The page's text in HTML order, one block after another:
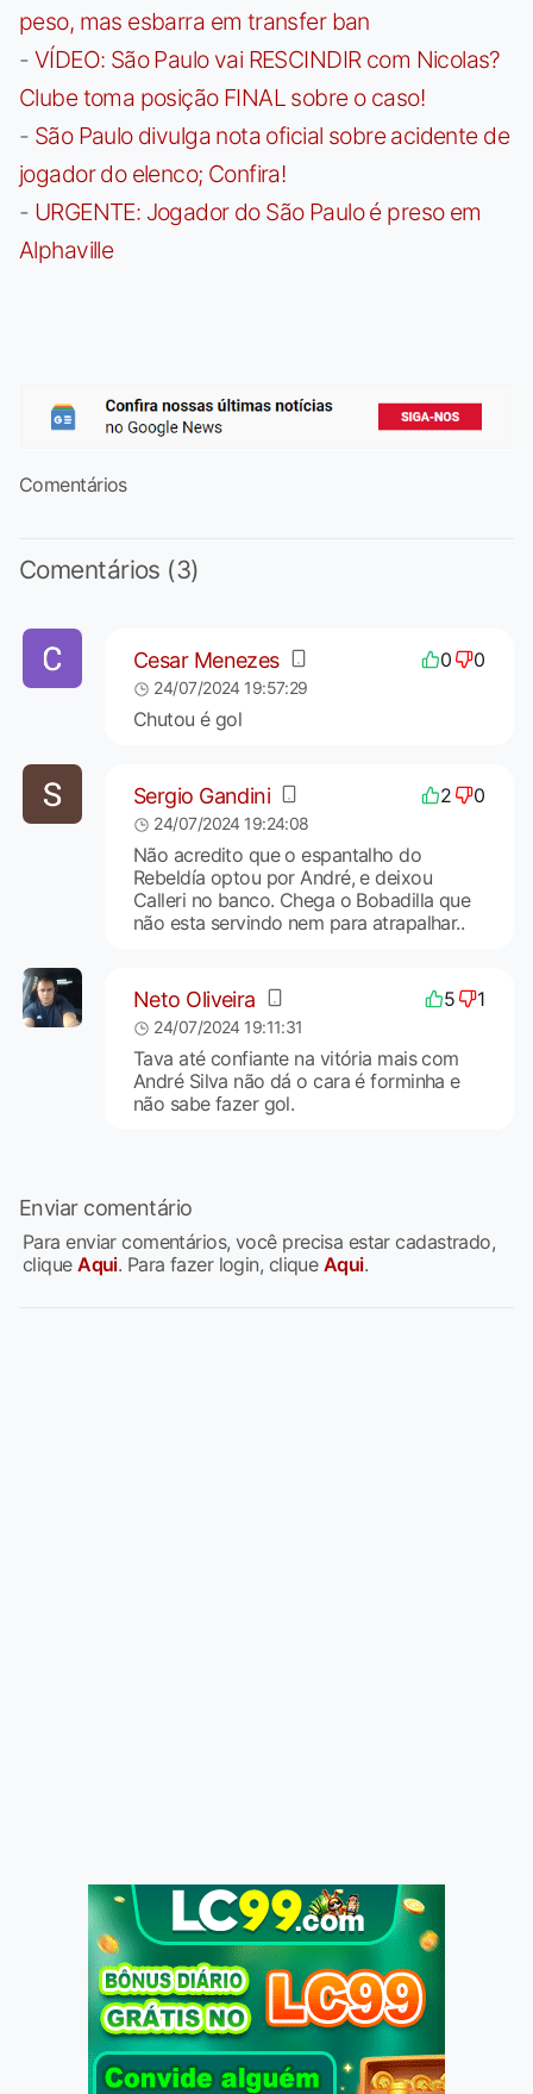
peso, mas esbarra em transfer ban
- VÍDEO: São Paulo vai RESCINDIR com Nicolas?
Clube toma posição FINAL sobre o caso!
- São Paulo divulga nota oficial sobre acidente de
jogador do elenco; Confira!
- URGENTE: Jogador do São Paulo é preso em
Alphaville
Comentários
Comentários (3)
Cesar Menezes 0 0
24/07/2024 19:57:29
Chutou é gol
Sergio Gandini 2 0
24/07/2024 19:24:08
Não acredito que o espantalho do
Rebeldía optou por André, e deixou
Calleri no banco. Chega o Bobadilla que
não esta servindo nem para atrapalhar..
Neto Oliveira 5 1
24/07/2024 19:11:31
Tava até confiante na vitória mais com
André Silva não dá o cara é forminha e
não sabe fazer gol.
Enviar comentário
Para enviar comentários, você precisa estar cadastrado,
cliqueAqui. Para fazer login, clique Aqui.